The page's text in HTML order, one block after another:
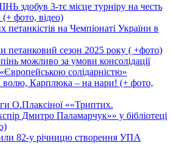
здобув 3-тє місце турніру на честь
(+ фото, відео)
петанкістів на Чемпіонаті України в
петанковий сезон 2025 року ( +фото)
можливо за умови консолідації
солідарністю»
Карплюка – на нари! (+ фото,
О.Плаксіної ««Триптих.
Дмитро Паламарчук»» у бібліотеці
82-у річницю створення УПА